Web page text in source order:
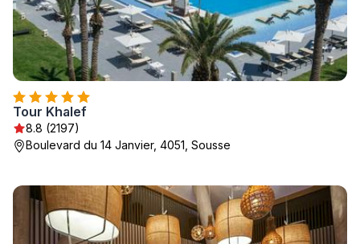
Tour Khalef
8.8 (2197)
Boulevard du 14 Janvier, 4051, Sousse